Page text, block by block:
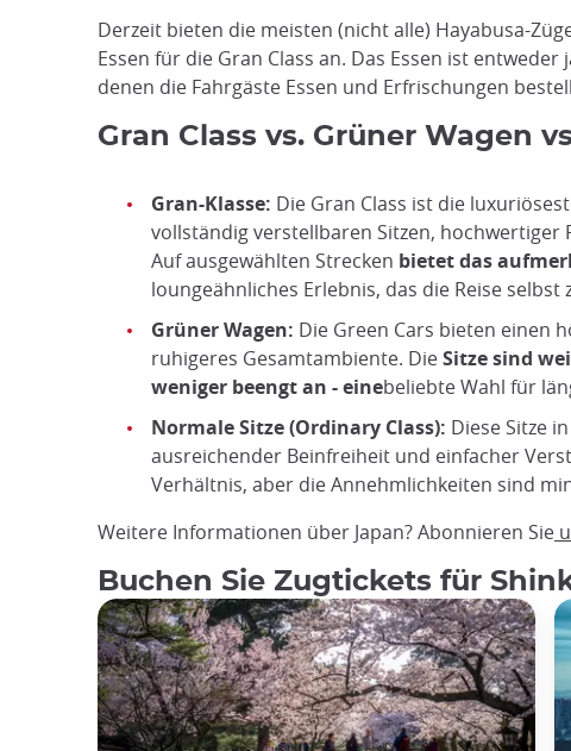
Derzeit bieten die meisten (nicht alle) Hayabusa-
Essen für die Gran Class an. Das Essen ist
denen die Fahrgäste Essen und Erfrischungen
Gran Class vs. Grüner Wagen
Gran-Klasse: Die Gran Class ist die
vollständig verstellbaren Sitzen, hochwertiger
Auf ausgewählten Strecken bietet das
loungeähnliches Erlebnis, das die Reise
Grüner Wagen: Die Green Cars bieten einen
ruhigeres Gesamtambiente. DieSitze sind
weniger beengt an - einebeliebte Wahl für
Normale Sitze (Ordinary Class): Diese Sitze
ausreichender Beinfreiheit und einfacher
Verhältnis, aber die Annehmlichkeiten sind
Weitere Informationen über Japan? Abonnieren Sie
Buchen Sie Zugtickets für